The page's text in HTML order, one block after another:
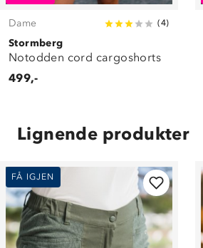
Dame (4)
Stormberg
Notodden cord cargoshorts
499,-
Lignende produkter
FÅ IGJEN